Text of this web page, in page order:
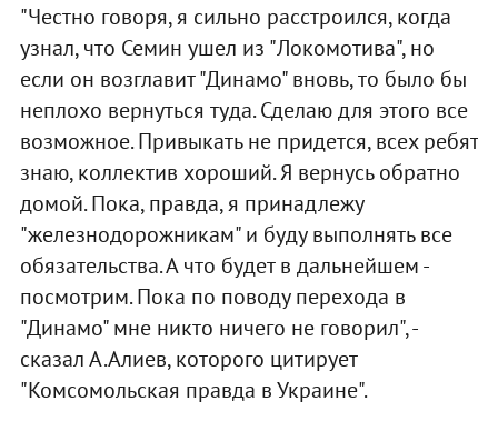
"Честно говоря, я сильно расстроился, когда
узнал, что Семин ушел из "Локомотива", но
если он возглавит "Динамо" вновь, то было бы
неплохо вернуться туда. Сделаю для этого все
возможное. Привыкать не придется, всех ребят
знаю, коллектив хороший. Я вернусь обратно
домой. Пока, правда, я принадлежу
"железнодорожникам" и буду выполнять все
обязательства. А что будет в дальнейшем -
посмотрим. Пока по поводу перехода в
"Динамо" мне никто ничего не говорил", -
сказал А.Алиев, которого цитирует
"Комсомольская правда в Украине".